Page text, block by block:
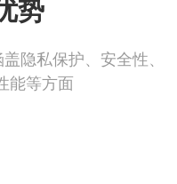
势
隐私保护、安全性、
能等方面